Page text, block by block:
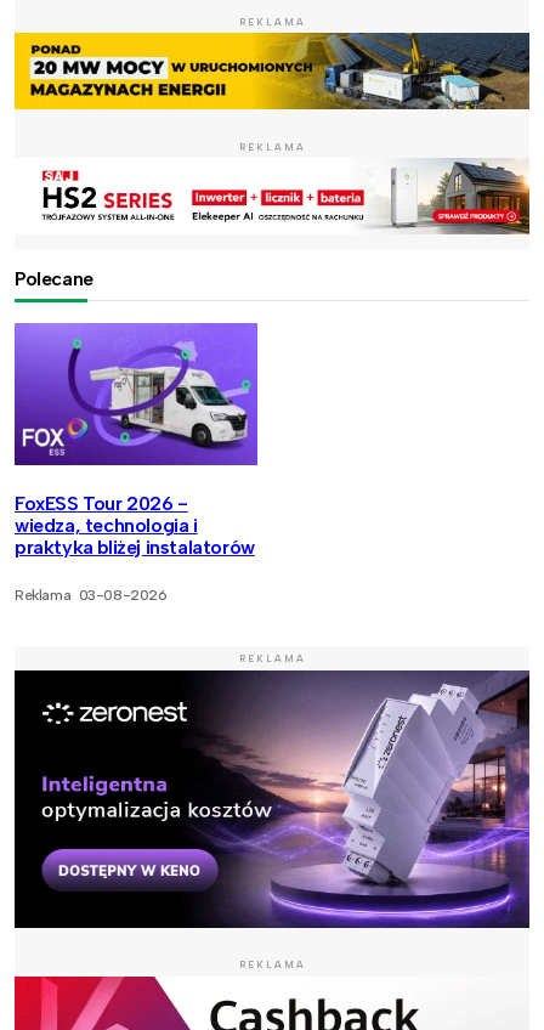
REKLAMA
REKLAMA
Polecane
FoxESS Tour 2026 -
wiedza, technologia i
praktyka bliżej instalatorów
Reklama 03-08-2026
REKLAMA
REKLAMA